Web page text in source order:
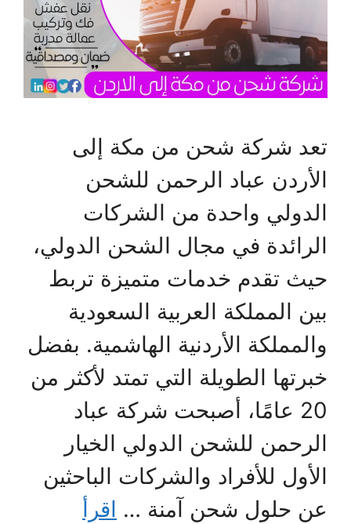
تعد شركة شحن من مكة إلى
الأردن عباد الرحمن للشحن
الدولي واحدة من الشركات
الرائدة في مجال الشحن الدولي،
حيث تقدم خدمات متميزة تربط
بين المملكة العربية السعودية
والمملكة الأردنية الهاشمية. بفضل
خبرتها الطويلة التي تمتد لأكثر من
20 عامًا، أصبحت شركة عباد
الرحمن للشحن الدولي الخيار
الأول للأفراد والشركات الباحثين
عن حلول شحن آمنة … اقرأ